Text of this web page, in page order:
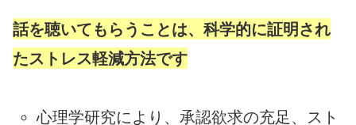
話を聴いてもらうことは、科学的に証明され
たストレス軽減方法です
心理学研究により、承認欲求の充足、スト